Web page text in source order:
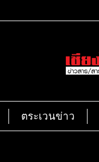
ตระเวนข่าว